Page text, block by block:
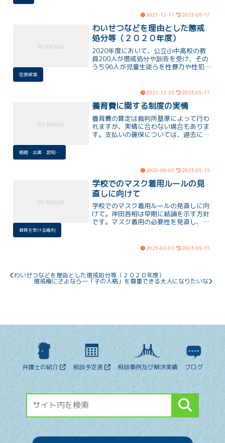
あることによる主体性の脇追いを懸念し
2021-12-17 2023-05-17
犯罪被害
わいせつなどを理由とした懲戒
処分等（２０２０年度）
2020年度において、公立小中高校の教
員200人が懲戒処分や訓告を受け、その
うち96人が児童生徒らを性暴力や性犯罪
人台は8年連続であり、わいせつ行為に
されている。
2021-12-23 2023-05-17
婚姻・出産・認知・養育費
養育費に関する制度の実情
養育費の算定は裁判所基準によって行わ
れますが、実情に合わない場合もありま
す。支払いの確保については、過去に問
用であり、感情的な理由で支払いが滞る
ケースもありますが、法的手段が整備さ
れていることを強調します。
2020-08-05 2023-05-15
教育を受ける権利
学校でのマスク着用ルールの見
直しに向けて
学校でのマスク着用ルールの見直しに向
けて。岸田首相は早期に結論を示す方針
です。マスク着用の必要性を見直し、卒
慮し、着実に日常を取り戻すための歩み
2023-02-01 2023-05-15
わいせつなどを理由とした懲戒処分等（２０２０年度）
懲戒権にさよなら―「子の人格」を尊重できる大人になりたいな
弁護士の紹介 相談予定表 相談事例及び解決実績 ブログ